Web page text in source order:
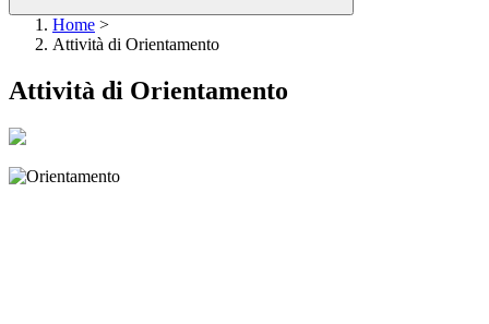
Home >
Attività di Orientamento
Attività di Orientamento